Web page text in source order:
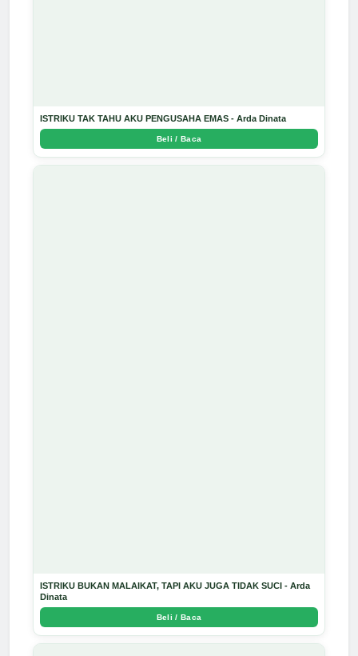
ISTRIKU TAK TAHU AKU PENGUSAHA EMAS - Arda Dinata
Beli / Baca
ISTRIKU BUKAN MALAIKAT, TAPI AKU JUGA TIDAK SUCI - Arda
Dinata
Beli / Baca